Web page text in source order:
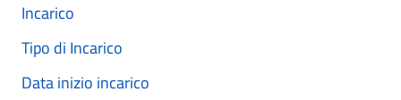
Incarico
Tipo di Incarico
Data inizio incarico